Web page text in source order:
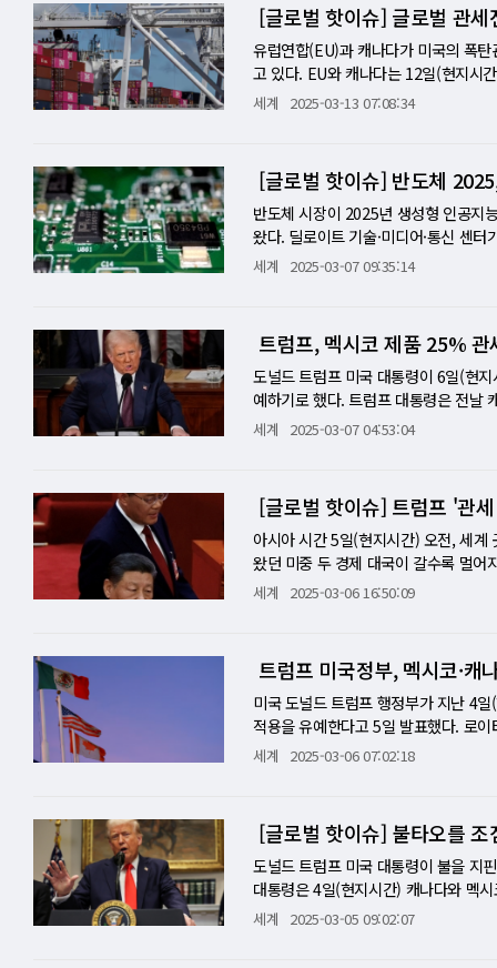
해 불거진 '정치적 불확실성'이 글로
우려를 넘어, 국제 경제의 흐름을 좌우
제학자는 첫째로 세계무역기구
국의 WTO 결정 무시 가능성을 지적
세를 부과하는 방안을 제시했지만, 이
해를 끼칠 수 있다"고 경고하며 보호
항력을 키울 수 있다. 또한 발라 경제
달러의 진정한 경쟁자로 만들기 위한
유로 표시 채권 발행 장려, 국제 무역
대응책 중 하나는 미국 부채에 대한 유
미국 국채를 보유하고 있는 상황을 지
국의 경제적 압력에 더 잘 대처하고
는 미국의 무역 압박에 대한 유럽의
인 경쟁력 강화와 유로의 국제적 위상
연합은 "무역 전쟁의 여파로 체계적으
생 마르탱 프랑스 무역부 장관은 "우
높아지면서 샴페인 산업의 위기감이
적인 확대에 빠지지 않고 미국의 도
등 '상징적' 미국산 제품에 최고 50％
나 이번엔 전면 시행돼 2018년보다 미
라 폰데어라이엔 EU 집행위원장은 이
상에 열려 있다는 점을 강조하고 싶다
미국의 주류 관세 현실화 시 직격탄
프랑스의 로랑 생마르탱 대외무역 담
있다"면서 "프랑스는 EU 집행위원회,
전권을 쥔 집행위 결정을 지지한다는
[글로벌 핫이슈] 글로벌 관
유럽연합(EU)과 캐나다가 미국의 폭
고 있다. EU와 캐나다는 12일(현지시
는 이날 도널드 트럼프 미 행정부의
억 달러 규모의 미국산 알루미늄 제
나다의 이번 맞불 관세 발표는 미국
되는 것이다. 캐나다 정부는 지난 4일
다달러(약 30조원) 규모의 미국산 수
치를 단행했다. EU 집행위원회는 이
터 1차 보복관세가 시행되고, 4월 중
을 대표하는 제품인 켄터키 버번위스
이, 동력 보트에 50% 관세를 추가하
러 EU는 크랜베리, 정원용 파라솔, 식
부터 적용된다. EU는 2차 보복도 예
관세 대상이다. 멕시코와 브라질, 즉
강·알루미늄 25% 관세 부과에 즉각
기자회견에서 "우리는 미국의 철강·
때문"이라고 말했다. 셰인바움 대통령
이라면서, '보복 관세' 부과 여부를 4
재보복 방침을 시사했다. 관세 발효,
전까지 '유연성'을 발휘할 것이라고
백악관에서 취재진과 만나 EU의 관세
(그동안) 대응하지 않았다는 것"이라
세계 2025-03-13 07:08:34
[글로벌 핫이슈] 반도체
반도체 시장이 2025년 생성형 인공지
왔다. 딜로이트 기술·미디어·통신 센
(약 1017조 원)에 달하며 사상 최고치
AI 칩 기업 '훨훨', 타 분야는 '글쎄'
순, 글로벌 상위 10대 칩 기업의 시가
세를 기록했다. 2022년 11월 중순과
확히 나뉘는 씁쓸한 양극화 현상을 여
거둔 반면, 자동차, 컴퓨터, 스마트폰
선 시장 규모를 기록하며 전체 칩 판
형 AI 칩 시장 규모가 1500억 달러(
가속기 칩 시장 규모가 2028년 5000
시하며 시장의 기대감을 한껏 고조시
트폰 '주춤'⋯반도체, 최종 시장 다변
업용 칩 판매액은 31%에 그쳤다. 결
존도를 탈피하고, 최종 시장을 전략
기술 중요성 증대 생성형 AI 칩이 눈부
에 지나치게 편중되어 나타나는 기형
헐값에 판매되었지만, 놀랍게도 생성
마저도 생성형 AI 칩에 특화되어 사
는 분석에 무게가 실린다. 실리콘 웨
힘이 실리는 이유다. 실제로 TSMC
000 웨이퍼에서 2026년 말 9만 웨이
을 위한 연구 개발(R&D) 투자 부담은
세계 2025-03-07 09:35:14
트럼프, 멕시코 제품 25%
도널드 트럼프 미국 대통령이 6일(현
예하기로 했다. 트럼프 대통령은 전날
상품에 대한 대(對)멕시코 관세를 한
아니라 캐나다에 대한 관세에서도
시코산 상품의 관세에 대해 '한 달 유
적용되는 상품과 서비스가 포함될 가
멕시코와 캐나다에서 수입하는 물건
멕시코만 언급했으며 관세 유예 대상
같은 트럼프 대통령의 글을 리트윗
우리의 노력과 협력이 전례 없는 결
CA 적용을 받는 모든 제품은 멕시코
4월 2일까지 유효하다고 재확인했다.
는 "쥐스탱 트뤼도는 끔찍하게 일했음
으나 두 사람 간 통화에서는 욕설도
미자유무역협정(NAFTA)을 재협상해
세계 2025-03-07 04:53:04
[글로벌 핫이슈] 트럼프 '관
아시아 시간 5일(현지시간) 오전, 세계
왔던 미중 두 경제 대국이 갈수록 멀어
지만, 도널드 트럼프 미국 대통령은 '
에게 '투자 중심' 경제에서 '소비 중심
됐다. 14억 인구의 거대한 소비 시장
부 업무 보고에서 "소비 진작에 총력
하기 위해 소비 활성화에 모든 정책적
리창 총리는 구체적인 정책 방향에
"단순히 트럼프 대통령의 압박에 굴
의 '대전환'이 불가피하다. 현재 중국
다. 낮은 소비 비중은 무역 불균형과
에 달해, 미국보다 2배나 높고, 전 세
놓고 극심한 당파 싸움을 벌였지만,
세계 2025-03-06 16:50:09
트럼프 미국정부, 멕시코·캐
미국 도널드 트럼프 행정부가 지난 4
적용을 유예한다고 5일 발표했다. 로
자동차 업체와 대화했다"며 "'미국·멕
짐 팔리 포드 CEO와 존 엘칸 스텔란
를 가졌다. 이들 자동차업체 대표들은
려졌다. 로이터통신이 확보한 스텔란
있지만 사업과 고객에 악영향을 미치
나다, 멕시코와의 관계를 염두에 둔
세계 2025-03-06 07:02:18
[글로벌 핫이슈] 불타오를
도널드 트럼프 미국 대통령이 불을 지
대통령은 4일(현지시간) 캐나다와 멕
서 20%로 인상했다. 중국과 캐나다는
세계 2025-03-05 09:02:07